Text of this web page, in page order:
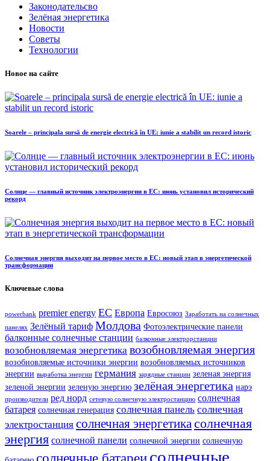
Законодательсво
Зелёная энергетика
Новости
Советы
Технологии
Новое на сайте
Soarele – principala sursă de energie electrică în UE: iunie a stabilit un record istoric
Солнце — главный источник электроэнергии в ЕС: июнь установил исторический
рекорд
Солнечная энергия выходит на первое место в ЕС: новый этап в энергетической
трансформации
Ключевые слова
powerbank premier energy ЕС Европа Евросоюз Заработать на солнечных
панелях Зелёный тариф Молдова Фотоэлектрические панели
балконные солнечные станции балконные электрорстанции
возобновляемая энергетика возобновляемая энергия
возобновляемые источники энергии возобновляемых источников
энергии выработка энергии германия зарядные станции зеленая энергия
зеленой энергии зеленую энергию зелёная энергетика нарэ
производители ред норд сетевую солнечную электростанцию солнечная
батарея солнечная генерация солнечная панель солнечная
электростанция солнечная энергетикасолнечная
энергия солнечной панели солнечной энергии солнечную
солнечные